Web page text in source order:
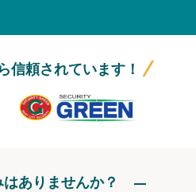
信頼されています！
ありませんか？